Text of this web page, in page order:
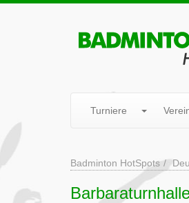
Turniere
Badminton HotSpots